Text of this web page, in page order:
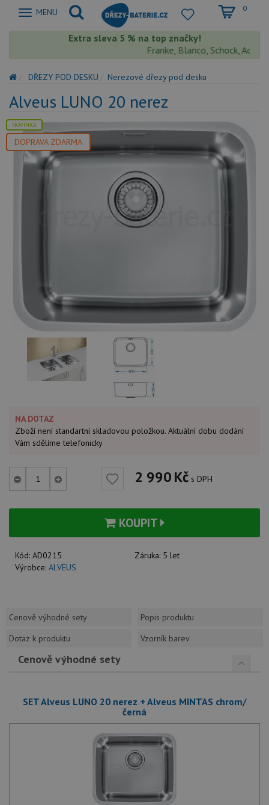
Zobrazit
MENU 0
Extra sleva 5 % na top značky!
Franke, Blanco, Schock,
DŘEZY POD DESKU Nerezové dřezy pod desku
Alveus LUNO 20 nerez
NOVINKA
DOPRAVA ZDARMA
NA DOTAZ
Zboží není standartní skladovou položkou. Aktuální dobu dodání
Vám sdělíme telefonicky
2 990Kč s DPH
KOUPIT
Kód: AD0215 Záruka: 5 let
Výrobce: ALVEUS
Cenově výhodné sety
Popis produktu
Dotaz k produktu
Vzorník barev
Cenově výhodné sety
SET Alveus LUNO 20 nerez + Alveus MINTAS chrom/
černá